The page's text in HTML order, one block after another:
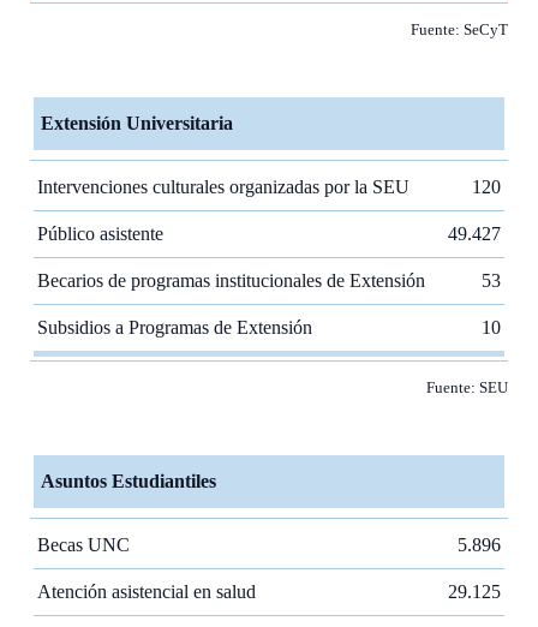
Fuente: SeCyT
Extensión Universitaria
Intervenciones culturales organizadas por la SEU 120
Público asistente 49.427
Becarios de programas institucionales de Extensión 53
Subsidios a Programas de Extensión 10
Fuente: SEU
Asuntos Estudiantiles
Becas UNC 5.896
Atención asistencial en salud 29.125